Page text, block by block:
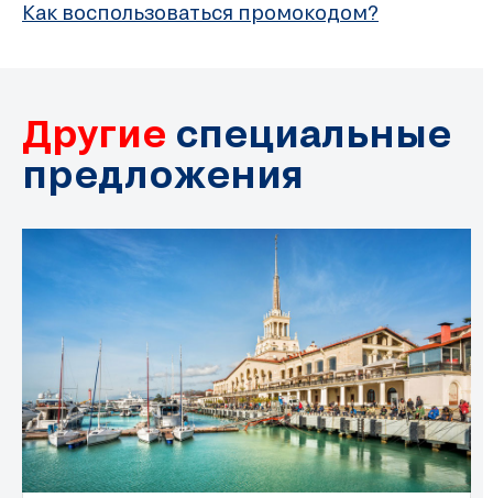
Как воспользоваться промокодом?
Другие специальные
предложения